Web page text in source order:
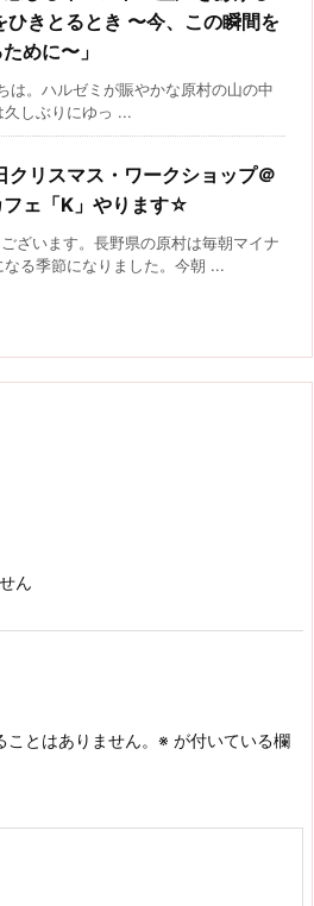
ひきとるとき 〜今、この瞬間を
めに〜」
は。ハルゼミが賑やかな原村の山の中
久しぶりにゆっ ...
クリスマス・ワークショップ＠
フェ「K」やります☆
ざいます。長野県の原村は毎朝マイナ
なる季節になりました。今朝 ...
ん
とはありません。 ※ が付いている欄